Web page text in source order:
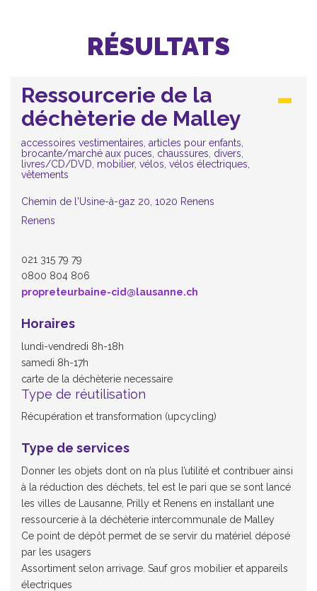
RÉSULTATS
Ressourcerie de la
déchèterie de Malley
accessoires vestimentaires, articles pour enfants,
brocante/marché aux puces, chaussures, divers,
livres/CD/DVD, mobilier, vélos, vélos électriques,
vêtements
Chemin de l'Usine-à-gaz 20, 1020 Renens
Renens
021 315 79 79
0800 804 806
propreteurbaine-cid@lausanne.ch
Horaires
lundi-vendredi 8h-18h
samedi 8h-17h
carte de la déchèterie necessaire
Type de réutilisation
Récupération et transformation (upcycling)
Type de services
Donner les objets dont on n’a plus l’utilité et contribuer ainsi
à la réduction des déchets, tel est le pari que se sont lancé
les villes de Lausanne, Prilly et Renens en installant une
ressourcerie à la déchèterie intercommunale de Malley
Ce point de dépôt permet de se servir du matériel déposé
par les usagers
Assortiment selon arrivage. Sauf gros mobilier et appareils
électriques